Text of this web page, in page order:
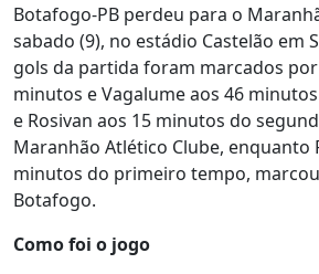
Botafogo-PB perdeu para o
sabado (9), no estádio Castelão em
gols da partida foram marcados
minutos e Vagalume aos 46
e Rosivan aos 15 minutos do
Maranhão Atlético Clube, enquanto
minutos do primeiro tempo,
Botafogo.
Como foi o jogo